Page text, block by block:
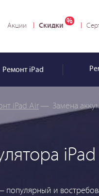
Акции Скидки
РемонтiPad
iPad Air— Замена
популярный и